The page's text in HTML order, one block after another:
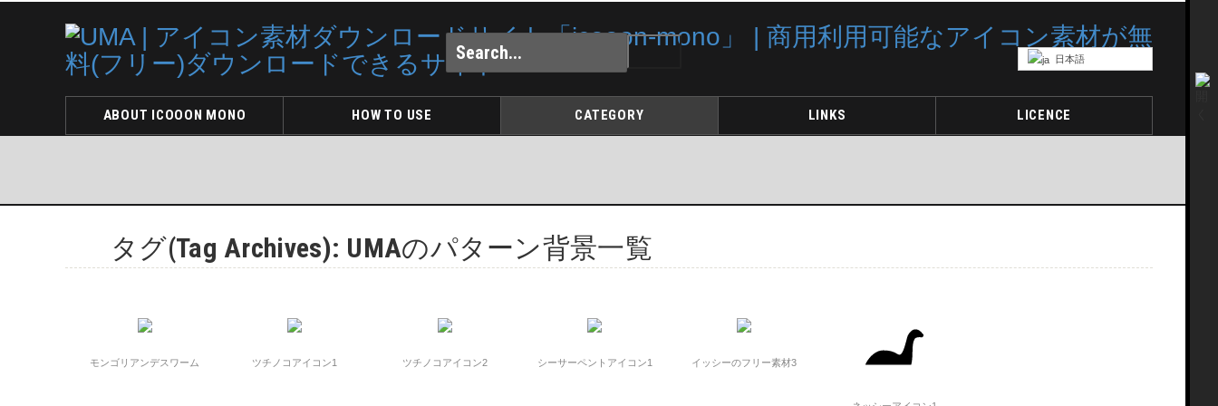
ABOUT ICOOON MONO HOW TO USE CATEGORY LINKS LICENCE
日本語
タグ(Tag Archives): UMAのパターン背景一覧
モンゴリアンデスワーム ツチノコアイコン1 ツチノコアイコン2 シーサーペントアイコン1 イッシーのフリー素材3